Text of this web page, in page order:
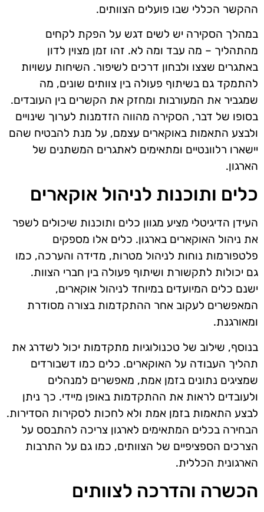
ההקשר הכללי שבו פועלים הצוותים.
במהלך הסקירה יש לשים דגש על הפקת לקחים
מהתהליך – מה עבד ומה לא. זהו זמן מצוין לדון
באתגרים שצצו ולבחון דרכים לשיפור. השיחות עשויות
להתמקד גם בשיתוף פעולה בין צוותים שונים, מה
שמגביר את המעורבות ומחזק את הקשרים בין העובדים.
בסופו של דבר, הסקירה מהווה הזדמנות לערוך שינויים
ולבצע התאמות באוקארים עצמם, על מנת להבטיח שהם
יישארו רלוונטיים ומתאימים לאתגרים המשתנים של
הארגון.
כלים ותוכנות לניהול אוקארים
העידן הדיגיטלי מציע מגוון כלים ותוכנות שיכולים לשפר
את ניהול האוקארים בארגון. כלים אלו מספקים
פלטפורמות נוחות לניהול מטרות, מדידה והערכה, כמו
גם יכולות לתקשורת ושיתוף פעולה בין חברי הצוות.
ישנם כלים המיועדים במיוחד לניהול אוקארים,
המאפשרים לעקוב אחר ההתקדמות בצורה מסודרת
ומאורגנת.
בנוסף, שילוב של טכנולוגיות מתקדמות יכול לשדרג את
תהליך העבודה על האוקארים. כלים כמו דשבורדים
שמציגים נתונים בזמן אמת, מאפשרים למנהלים
ולעובדים לראות את ההתקדמות באופן מיידי. כך ניתן
לבצע התאמות בזמן אמת ולא לחכות לסקירות הסדירות.
הבחירה בכלים המתאימים לארגון צריכה להתבסס על
הצרכים הספציפיים של הצוותים, כמו גם על התרבות
הארגונית הכללית.
הכשרה והדרכה לצוותים